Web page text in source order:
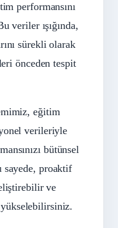
performansını
veriler ışığında,
sürekli olarak
önceden tespit
eğitim
verileriyle
bütünsel
sayede, proaktif
ve